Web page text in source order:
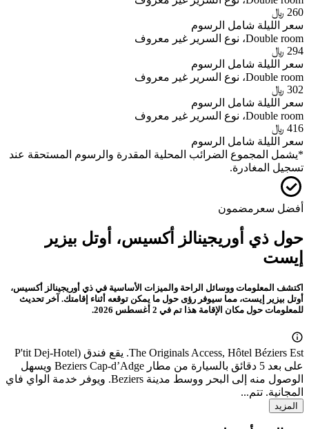
شاهد مجموعة مكونة من 25 صورة تعرض الغرف ووسائل الراحة والمرافق في ذي
أوريجينالز أكسيس، أوتل بيزير إيست لمساعدتك في تصور إقامتك. آخر تحديث
لصور مكان الإقامة هذا تم في 2 أغسطس 2026.
غرف
لمحة عن
التقييمات
فنادق مشابهة
الموقع
الأسئلة الشائعة
أفضل صفقات ذي أوريجينالز أكسيس، أوتل
بيزير إيست
استكشف أفضل العروض المتاحة لـ ذي أوريجينالز أكسيس، أوتل بيزير إيست،
أغسطس 2026.
خ 13/8
-
ج 14/8
2 من الضيوف، غرفة واحدة
Superior room، نوع السرير غير معروف
349 ﷼
سعر الليلة شامل الرسوم